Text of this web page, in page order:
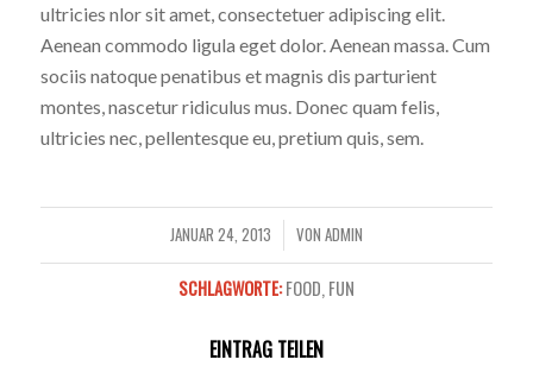
ultricies nlor sit amet, consectetuer adipiscing elit.
Aenean commodo ligula eget dolor. Aenean massa. Cum
sociis natoque penatibus et magnis dis parturient
montes, nascetur ridiculus mus. Donec quam felis,
ultricies nec, pellentesque eu, pretium quis, sem.
JANUAR 24, 2013
/ VON ADMIN
SCHLAGWORTE:FOOD,FUN
EINTRAG TEILEN